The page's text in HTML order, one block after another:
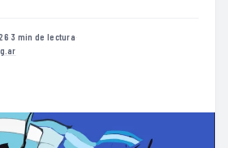
·3 min de lectura·